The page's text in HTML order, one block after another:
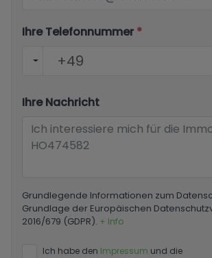
Ihre Telefonnummer *
Ihre Nachricht
Grundlegende Informationen zum
Grundlage der Europäischen
2016/679 (GDPR). + Info
Ich habe den Impressum und die